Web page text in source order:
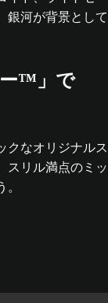
ー™」で
クなオリジナルス
スリル満点のミッ